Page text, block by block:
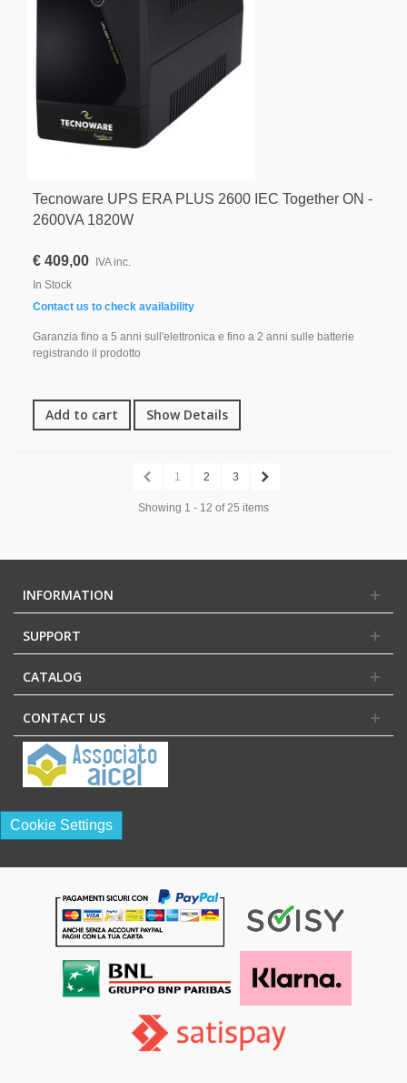
Tecnoware UPS ERA PLUS 2600 IEC Together ON -
2600VA 1820W
€ 409,00 IVA inc.
In Stock
Contact us to check availability
Garanzia fino a 5 anni sull'elettronica e fino a 2 anni sulle batterie
registrando il prodotto
Add to cart Show Details
1 2 3
Showing 1 - 12 of 25 items
INFORMATION
SUPPORT
CATALOG
CONTACT US
Cookie Settings